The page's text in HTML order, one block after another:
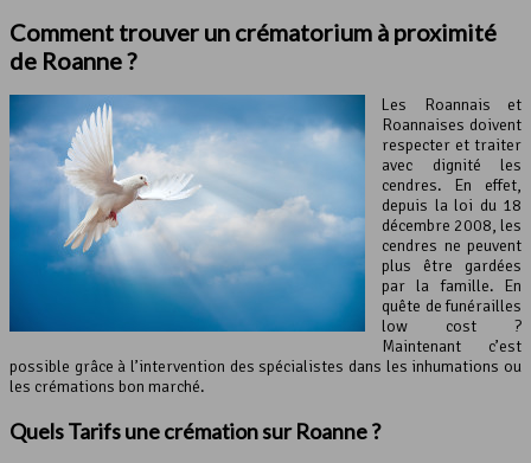
Comment trouver un crématorium à proximité
de Roanne ?
Les Roannais et
Roannaises doivent
respecter et traiter
avec dignité les
cendres. En effet,
depuis la loi du 18
décembre 2008, les
cendres ne peuvent
plus être gardées
par la famille. En
quête de funérailles
low cost ?
Maintenant c’est
possible grâce à l’intervention des spécialistes dans les inhumations ou
les crémations bon marché.
Quels Tarifs une crémation sur Roanne ?